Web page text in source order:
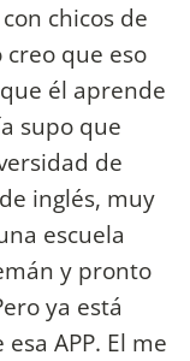
chicos de
que eso
él aprende
supo que
de
inglés, muy
escuela
y pronto
ya está
APP. El me